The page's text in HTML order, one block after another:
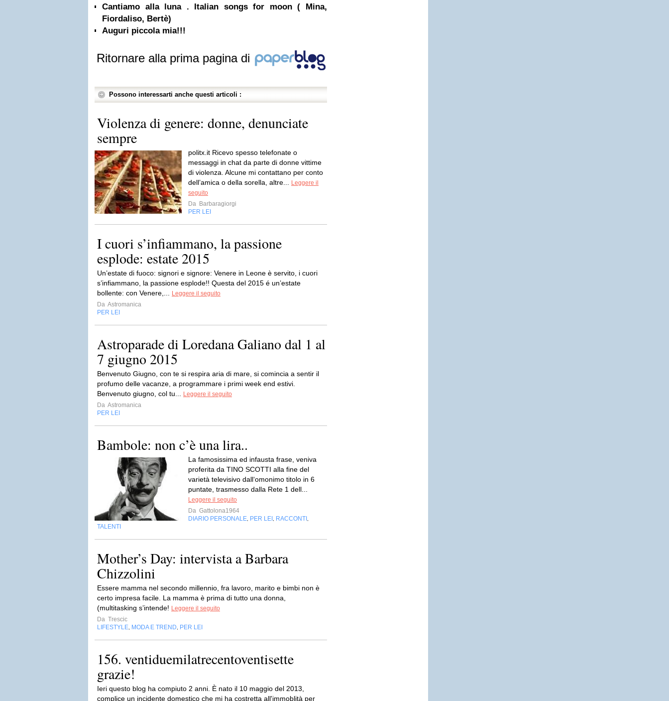
Cantiamo alla luna . Italian songs for moon ( Mina,
Fiordaliso, Bertè)
Auguri piccola mia!!!
Ritornare alla prima pagina di
Possono interessarti anche questi articoli :
Violenza di genere: donne, denunciate
sempre
politx.it Ricevo spesso telefonate o
messaggi in chat da parte di donne vittime
di violenza. Alcune mi contattano per conto
dell’amica o della sorella, altre...
Leggere il
seguito
Da Barbaragiorgi
PER LEI
I cuori s’infiammano, la passione
esplode: estate 2015
Un’estate di fuoco: signori e signore: Venere in Leone è servito, i cuori
s’infiammano, la passione esplode!! Questa del 2015 é un’estate
bollente: con Venere,...
Leggere il seguito
Da Astromanica
PER LEI
Astroparade di Loredana Galiano dal 1 al
7 giugno 2015
Benvenuto Giugno, con te si respira aria di mare, si comincia a sentir il
profumo delle vacanze, a programmare i primi week end estivi.
Benvenuto giugno, col tu...
Leggere il seguito
Da Astromanica
PER LEI
Bambole: non c’è una lira..
La famosissima ed infausta frase, veniva
proferita da TINO SCOTTI alla fine del
varietà televisivo dall‘omonimo titolo in 6
puntate, trasmesso dalla Rete 1 dell...
Leggere il seguito
Da Gattolona1964
DIARIO PERSONALE PER LEI RACCONTI
TALENTI
Mother’s Day: intervista a Barbara
Chizzolini
Essere mamma nel secondo millennio, fra lavoro, marito e bimbi non è
certo impresa facile. La mamma è prima di tutto una donna,
(multitasking s’intende! Leggere il seguito
Da Trescic
LIFESTYLE MODA E TREND PER LEI
156. ventiduemilatrecentoventisette
grazie!
Ieri questo blog ha compiuto 2 anni. È nato il 10 maggio del 2013,
complice un incidente domestico che mi ha costretta all'immoblità per